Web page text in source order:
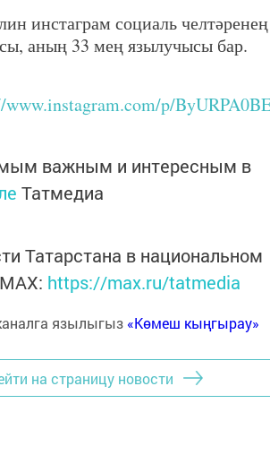
инстаграм социаль челтәренең
аның 33 мең язылучысы бар.
p/
важным и интересным в
Татмедиа
Татарстана в национальном
https://max.ru/tatmedia
язылыгыз «Көмеш кыңгырау»
на страницу новости